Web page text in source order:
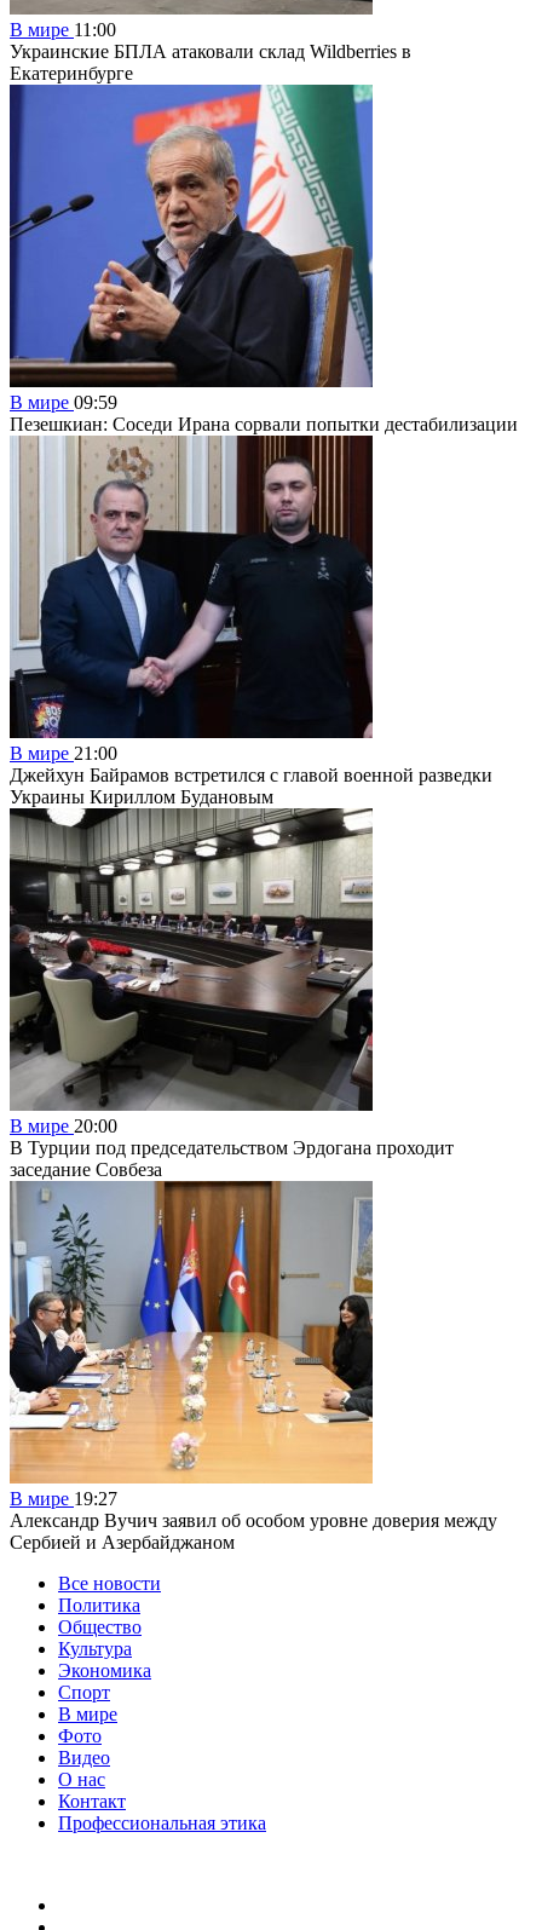
В мире 11:00
Украинские БПЛА атаковали склад Wildberries в
Екатеринбурге
В мире 09:59
Пезешкиан: Соседи Ирана сорвали попытки дестабилизации
В мире 21:00
Джейхун Байрамов встретился с главой военной разведки
Украины Кириллом Будановым
В мире 20:00
В Турции под председательством Эрдогана проходит
заседание Совбеза
В мире 19:27
Александр Вучич заявил об особом уровне доверия между
Сербией и Азербайджаном
Все новости
Политика
Общество
Культура
Экономика
Спорт
В мире
Фото
Видео
О нас
Контакт
Профессиональная этика